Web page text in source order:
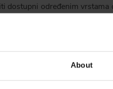
About
dostupni određenim
služba, administracija
Airlines i iii) postupiti
obavijesti.
Croatia Airlines može vas
neće biti dopušteno